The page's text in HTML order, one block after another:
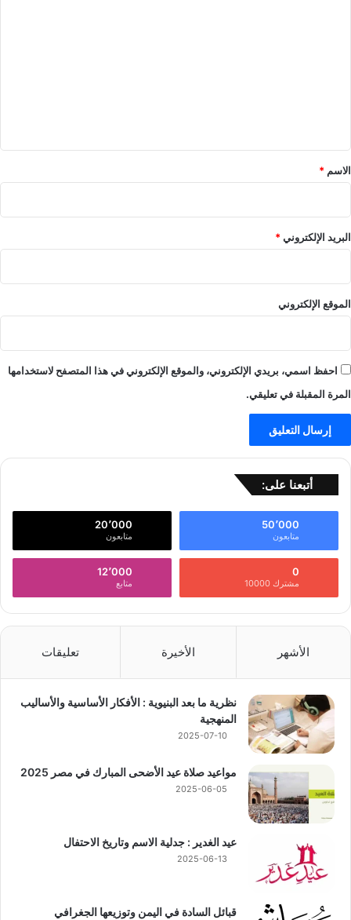
*
الاسم *
البريد الإلكتروني*
الموقع الإلكتروني
احفظ اسمي، بريدي الإلكتروني، والموقع الإلكتروني في هذا المتصفح لاستخدامها
المرة المقبلة في تعليقي.
أتبعنا على:
50٬000
متابعون
20٬000
متابعون
0
مشترك 10000
12٬000
متابع
الأشهر الأخيرة تعليقات
نظرية ما بعد البنيوية : الأفكار الأساسية والأساليب
المنهجية
2025-07-10
مواعيد صلاة عيد الأضحى المبارك في مصر 2025
2025-06-05
عيد الغدير : جدلية الاسم وتاريخ الاحتفال
2025-06-13
قبائل السادة في اليمن وتوزيعها الجغرافي